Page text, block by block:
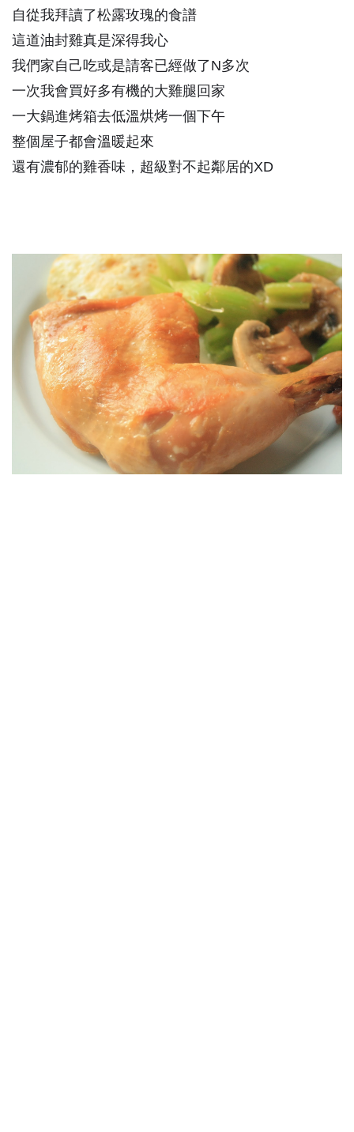
自從我拜讀了松露玫瑰的食譜
這道油封雞真是深得我心
我們家自己吃或是請客已經做了N多次
一次我會買好多有機的大雞腿回家
一大鍋進烤箱去低溫烘烤一個下午
整個屋子都會溫暖起來
還有濃郁的雞香味，超級對不起鄰居的XD